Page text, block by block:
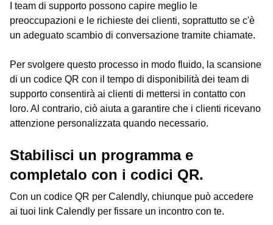
I team di supporto possono capire meglio le
preoccupazioni e le richieste dei clienti, soprattutto se c'è
un adeguato scambio di conversazione tramite chiamate.
Per svolgere questo processo in modo fluido, la scansione
di un codice QR con il tempo di disponibilità dei team di
supporto consentirà ai clienti di mettersi in contatto con
loro. Al contrario, ciò aiuta a garantire che i clienti ricevano
attenzione personalizzata quando necessario.
Stabilisci un programma e
completalo con i codici QR.
Con un codice QR per Calendly, chiunque può accedere
ai tuoi link Calendly per fissare un incontro con te.